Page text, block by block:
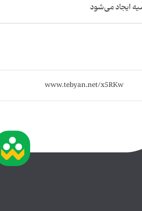
ایجاد می‌شود